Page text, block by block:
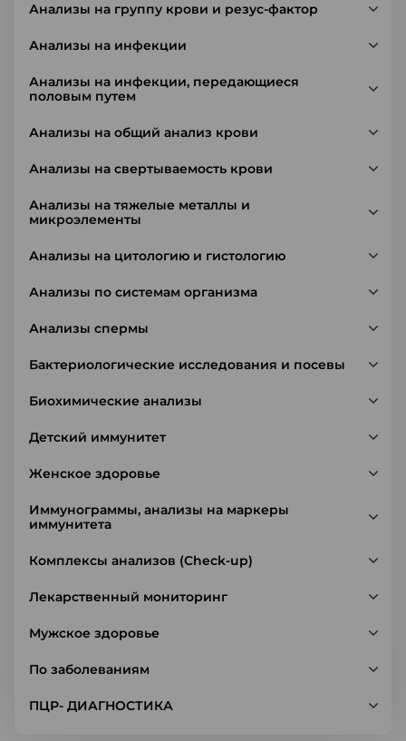
Анализы на группу крови и резус-фактор
Анализы на инфекции
Анализы на инфекции, передающиеся
половым путем
Анализы на общий анализ крови
Анализы на свертываемость крови
Анализы на тяжелые металлы и
микроэлементы
Анализы на цитологию и гистологию
Анализы по системам организма
Анализы спермы
Бактериологические исследования и посевы
Биохимические анализы
Детский иммунитет
Женское здоровье
Иммунограммы, анализы на маркеры
иммунитета
Комплексы анализов (Check-up)
Лекарственный мониторинг
Мужское здоровье
По заболеваниям
ПЦР- ДИАГНОСТИКА